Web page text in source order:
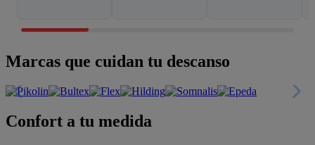
Marcas que cuidan tu descanso
Confort a tu medida